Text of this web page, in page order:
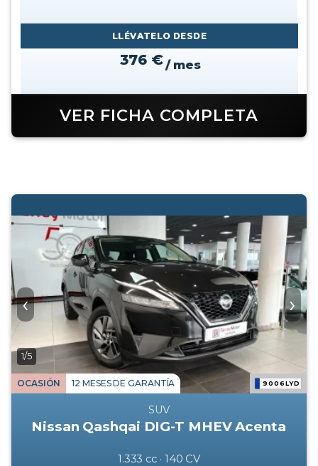
LLÉVATELO DESDE
376 €/ mes
VER FICHA COMPLETA
‹ ›
1/5
OCASIÓN 12 MESES DE GARANTÍA 9006LYD
SUV
Nissan Qashqai DIG-T MHEV Acenta
1.333 cc · 140 CV